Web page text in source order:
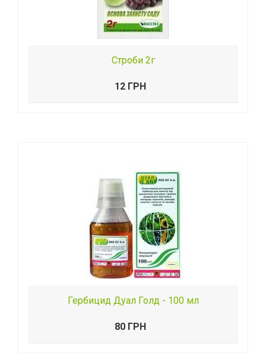
Строби 2г
12 ГРН
Гербицид Дуал Голд - 100 мл
80 ГРН